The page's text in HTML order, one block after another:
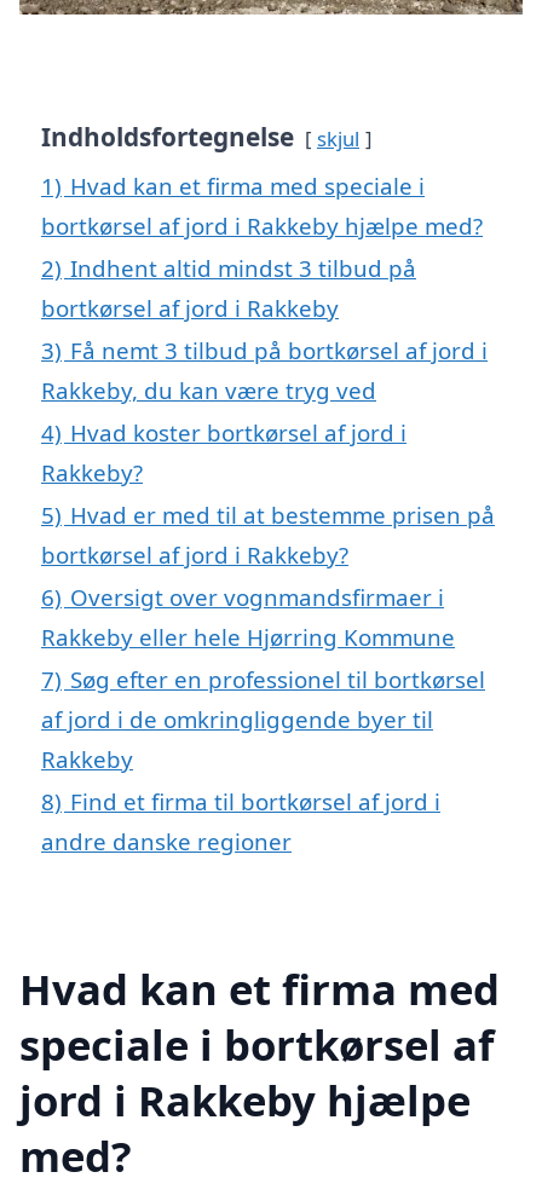
Indholdsfortegnelse skjul
1) Hvad kan et firma med speciale i
bortkørsel af jord i Rakkeby hjælpe med?
2) Indhent altid mindst 3 tilbud på
bortkørsel af jord i Rakkeby
3) Få nemt 3 tilbud på bortkørsel af jord i
Rakkeby, du kan være tryg ved
4) Hvad koster bortkørsel af jord i
Rakkeby?
5) Hvad er med til at bestemme prisen på
bortkørsel af jord i Rakkeby?
6) Oversigt over vognmandsfirmaer i
Rakkeby eller hele Hjørring Kommune
7) Søg efter en professionel til bortkørsel
af jord i de omkringliggende byer til
Rakkeby
8) Find et firma til bortkørsel af jord i
andre danske regioner
Hvad kan et firma med
speciale i bortkørsel af
jord i Rakkeby hjælpe
med?